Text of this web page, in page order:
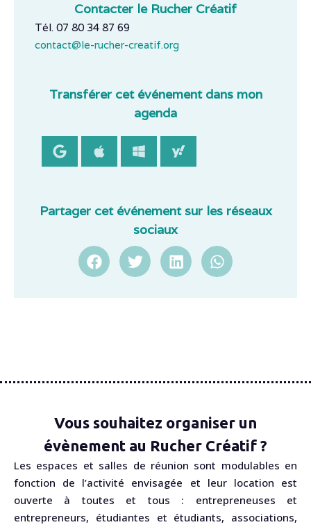
Contacter le Rucher Créatif
Tél. 07 80 34 87 69
contact@le-rucher-creatif.org
Transférer cet événement dans mon
agenda
Partager cet événement sur les réseaux
sociaux
Vous souhaitez organiser un
évènement au Rucher Créatif ?
Les espaces et salles de réunion sont modulables en
fonction de l’activité envisagée et leur location est
ouverte à toutes et tous : entrepreneuses et
entrepreneurs, étudiantes et étudiants, associations,